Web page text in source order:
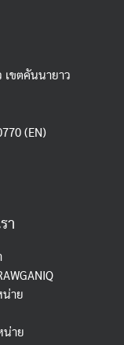
เขตคันนายาว
(EN)
า
น่าย
น่าย